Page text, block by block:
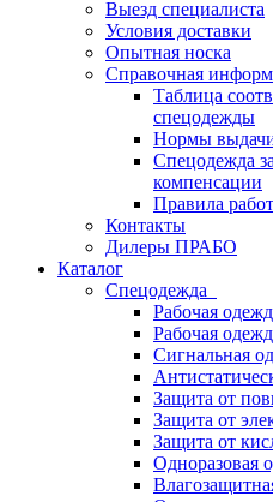
Выезд специалиста
Условия доставки
Опытная носка
Справочная
Таблица
спецодежды
Нормы
Спецодежда
компенсации
Правила
Контакты
Дилеры ПРАБО
Каталог
Спецодежда
Рабочая
Рабочая
Сигнальная
Защита от
Защита от
Защита от
Одноразовая